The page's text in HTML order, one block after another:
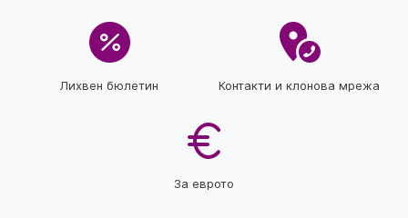
Лихвен бюлетин Контакти и клонова мрежа
За еврото